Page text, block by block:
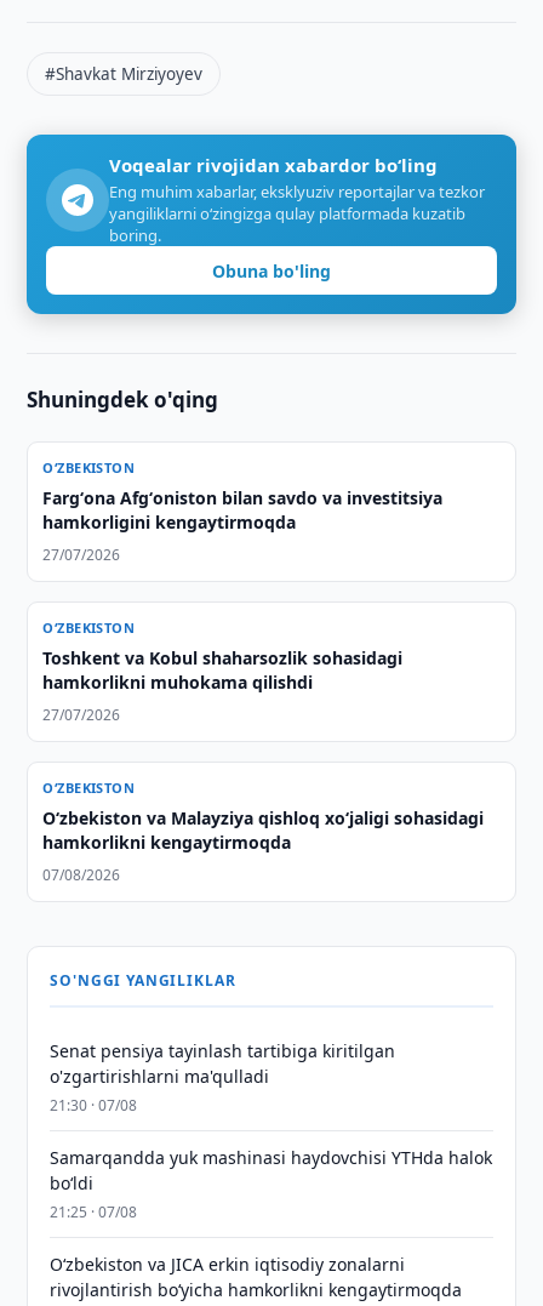
#Shavkat Mirziyoyev
Voqealar rivojidan xabardor bo‘ling
Eng muhim xabarlar, eksklyuziv reportajlar va tezkor
yangiliklarni o‘zingizga qulay platformada kuzatib
boring.
Obuna bo'ling
Shuningdek o'qing
O‘ZBEKISTON
Fargʻona Afgʻoniston bilan savdo va investitsiya
hamkorligini kengaytirmoqda
27/07/2026
O‘ZBEKISTON
Toshkent va Kobul shaharsozlik sohasidagi
hamkorlikni muhokama qilishdi
27/07/2026
O‘ZBEKISTON
Oʻzbekiston va Malayziya qishloq xoʻjaligi sohasidagi
hamkorlikni kengaytirmoqda
07/08/2026
SO'NGGI YANGILIKLAR
Senat pensiya tayinlash tartibiga kiritilgan
o'zgartirishlarni ma'qulladi
21:30 · 07/08
Samarqandda yuk mashinasi haydovchisi YTHda halok
bo‘ldi
21:25 · 07/08
Oʻzbekiston va JICA erkin iqtisodiy zonalarni
rivojlantirish boʻyicha hamkorlikni kengaytirmoqda